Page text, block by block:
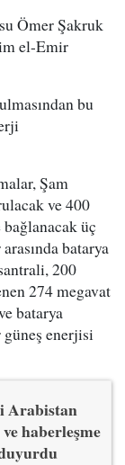
Ömer Şakruk
el-Emir
bu
Şam
ve 400
üç
batarya
200
274 megavat
batarya
enerjisi
Arabistan
haberleşme